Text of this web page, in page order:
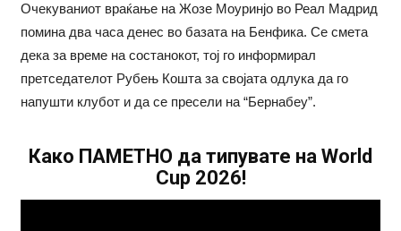
Очекуваниот враќање на Жозе Моуринјо во Реал Мадрид
помина два часа денес во базата на Бенфика. Се смета
дека за време на состанокот, тој го информирал
претседателот Рубењ Кошта за својата одлука да го
напушти клубот и да се пресели на “Бернабеу”.
Како ПАМЕТНО да типувате на World
Cup 2026!